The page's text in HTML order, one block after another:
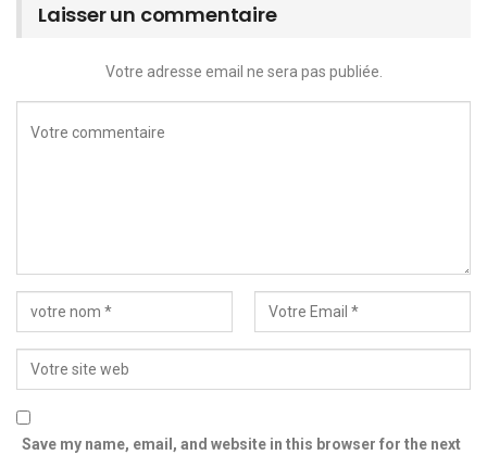
Laisser un commentaire
Votre adresse email ne sera pas publiée.
Save my name, email, and website in this browser for the next